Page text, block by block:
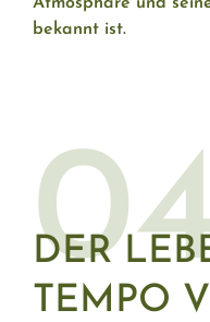
bekannt ist.
DER
TEMPO